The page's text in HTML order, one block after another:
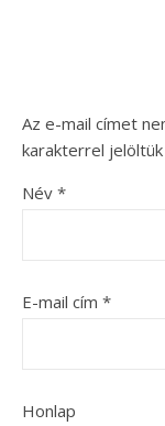
Az e-mail címet
karakterrel jelöltük
Név *
E-mail cím *
Honlap